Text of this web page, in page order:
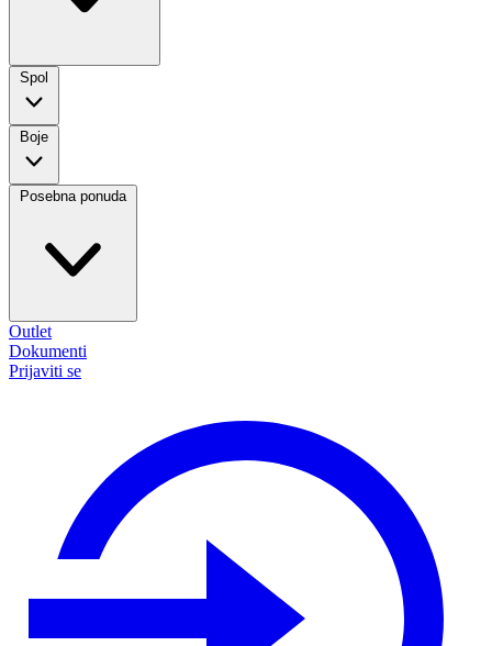
Spol
Boje
Posebna ponuda
Outlet
Dokumenti
Prijaviti se